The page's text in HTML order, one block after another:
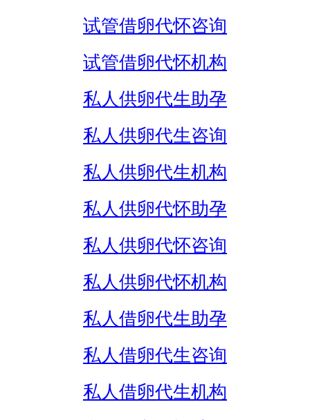
试管借卵代怀咨询
试管借卵代怀机构
私人供卵代生助孕
私人供卵代生咨询
私人供卵代生机构
私人供卵代怀助孕
私人供卵代怀咨询
私人供卵代怀机构
私人借卵代生助孕
私人借卵代生咨询
私人借卵代生机构